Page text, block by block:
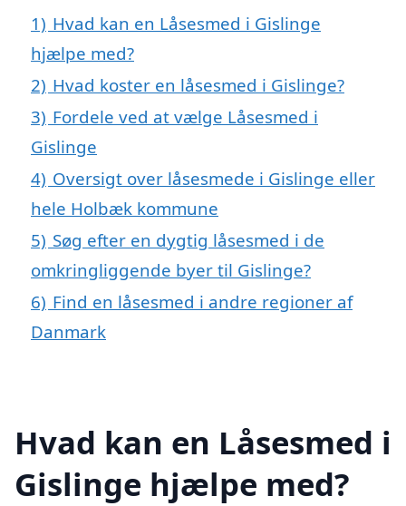
1) Hvad kan en Låsesmed i Gislinge
hjælpe med?
2) Hvad koster en låsesmed i Gislinge?
3) Fordele ved at vælge Låsesmed i
Gislinge
4) Oversigt over låsesmede i Gislinge eller
hele Holbæk kommune
5) Søg efter en dygtig låsesmed i de
omkringliggende byer til Gislinge?
6) Find en låsesmed i andre regioner af
Danmark
Hvad kan en Låsesmed i
Gislinge hjælpe med?